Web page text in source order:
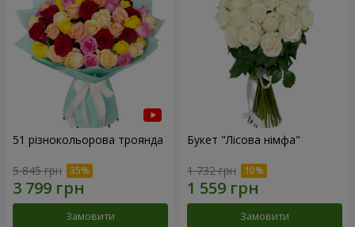
51 різнокольорова троянда
5 845 грн
Замовити
Букет "Лісова німфа"
1 732 грн
Замовити